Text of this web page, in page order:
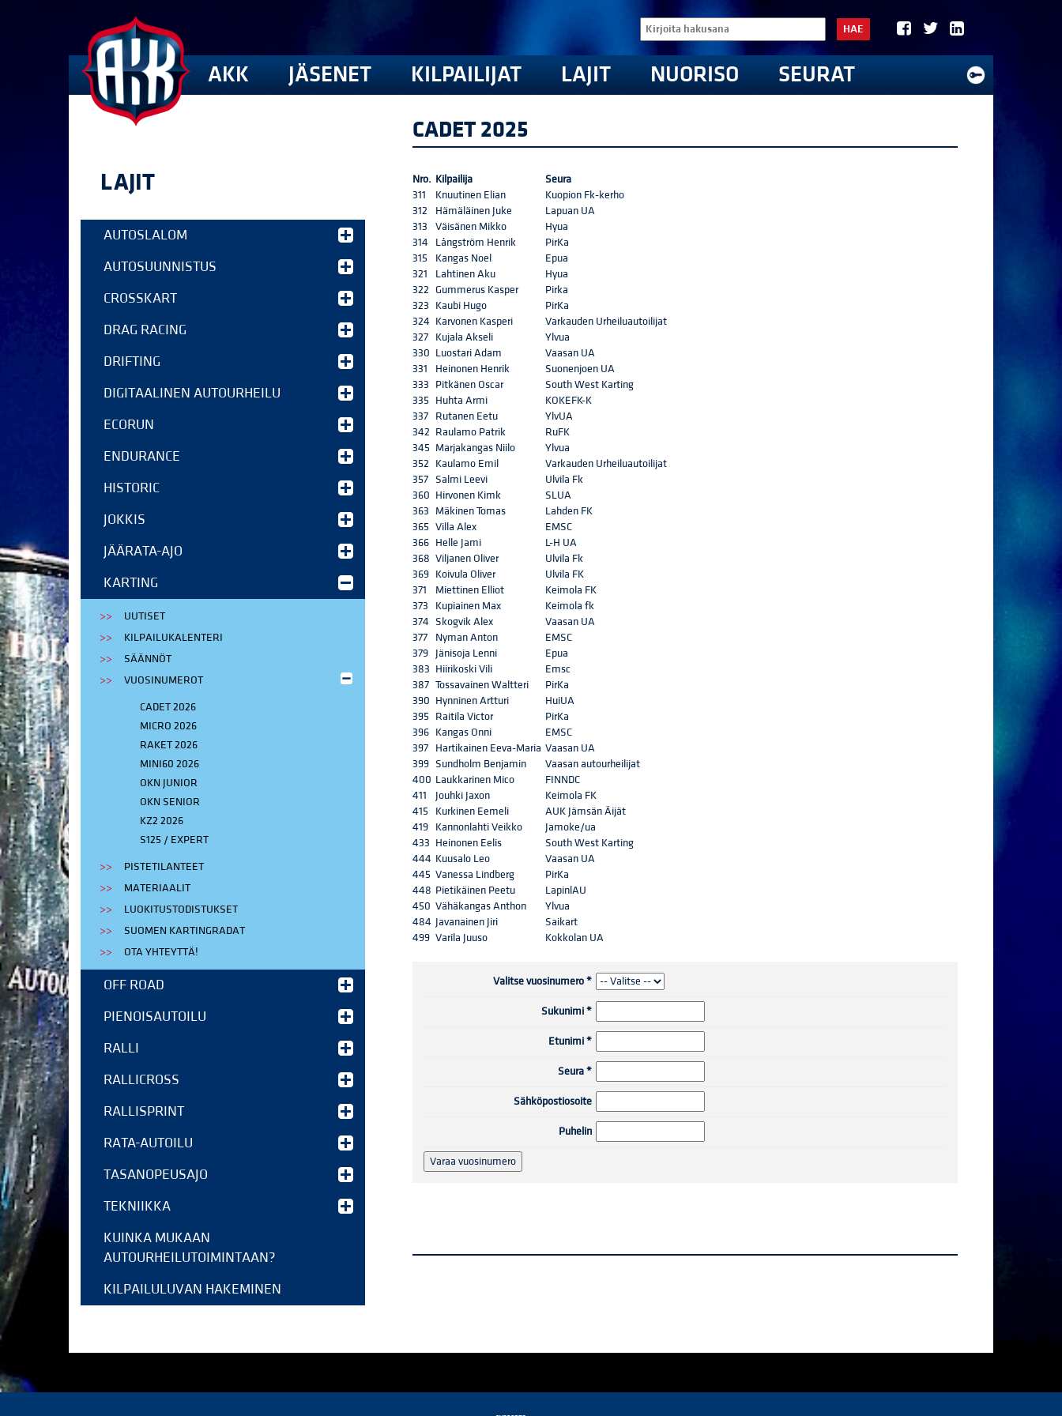
HAE
AKK JÄSENET KILPAILIJAT LAJIT NUORISO SEURAT
LAJIT
AUTOSLALOM
AUTOSUUNNISTUS
CROSSKART
DRAG RACING
DRIFTING
DIGITAALINEN AUTOURHEILU
ECORUN
ENDURANCE
HISTORIC
JOKKIS
JÄÄRATA-AJO
KARTING
UUTISET
KILPAILUKALENTERI
SÄÄNNÖT
VUOSINUMEROT
CADET 2026
MICRO 2026
RAKET 2026
MINI60 2026
OKN JUNIOR
OKN SENIOR
KZ2 2026
S125 / EXPERT
PISTETILANTEET
MATERIAALIT
LUOKITUSTODISTUKSET
SUOMEN KARTINGRADAT
OTA YHTEYTTÄ!
OFF ROAD
PIENOISAUTOILU
RALLI
RALLICROSS
RALLISPRINT
RATA-AUTOILU
TASANOPEUSAJO
TEKNIIKKA
KUINKA MUKAAN
AUTOURHEILUTOIMINTAAN?
KILPAILULUVAN HAKEMINEN
CADET 2025
Nro. Kilpailija
Seura
311
Knuutinen Elian
Kuopion Fk-kerho
312
Hämäläinen Juke
Lapuan UA
313
Väisänen Mikko
Hyua
314 Långström Henrik
PirKa
315
Kangas Noel
Epua
321
Lahtinen Aku
Hyua
322 Gummerus Kasper
Pirka
323 Kaubi Hugo
PirKa
324 Karvonen Kasperi
Varkauden Urheiluautoilijat
327 Kujala Akseli
Ylvua
330 Luostari Adam
Vaasan UA
331
Heinonen Henrik
Suonenjoen UA
333 Pitkänen Oscar
South West Karting
335 Huhta Armi
KOKEFK-K
337 Rutanen Eetu
YlvUA
342 Raulamo Patrik
RuFK
345 Marjakangas Niilo
Ylvua
352 Kaulamo Emil
Varkauden Urheiluautoilijat
357 Salmi Leevi
Ulvila Fk
360 Hirvonen Kimk
SLUA
363 Mäkinen Tomas
Lahden FK
365 Villa Alex
EMSC
366 Helle Jami
L-H UA
368 Viljanen Oliver
Ulvila Fk
369 Koivula Oliver
Ulvila FK
371
Miettinen Elliot
Keimola FK
373
Kupiainen Max
Keimola fk
374 Skogvik Alex
Vaasan UA
377
Nyman Anton
EMSC
379 Jänisoja Lenni
Epua
383 Hiirikoski Vili
Emsc
387 Tossavainen Waltteri
PirKa
390 Hynninen Artturi
HuiUA
395 Raitila Victor
PirKa
396 Kangas Onni
EMSC
397 Hartikainen Eeva-Maria Vaasan UA
399 Sundholm Benjamin
Vaasan autourheilijat
400 Laukkarinen Mico
FINNDC
411
Jouhki Jaxon
Keimola FK
415
Kurkinen Eemeli
AUK Jämsän Äijät
419 Kannonlahti Veikko
Jamoke/ua
433 Heinonen Eelis
South West Karting
444 Kuusalo Leo
Vaasan UA
445 Vanessa Lindberg
PirKa
448 Pietikäinen Peetu
LapinlAU
450 Vähäkangas Anthon
Ylvua
484 Javanainen Jiri
Saikart
499 Varila Juuso Kokkolan UA
Valitse vuosinumero*
Sukunimi*
Etunimi*
Seura*
Sähköpostiosoite
Puhelin